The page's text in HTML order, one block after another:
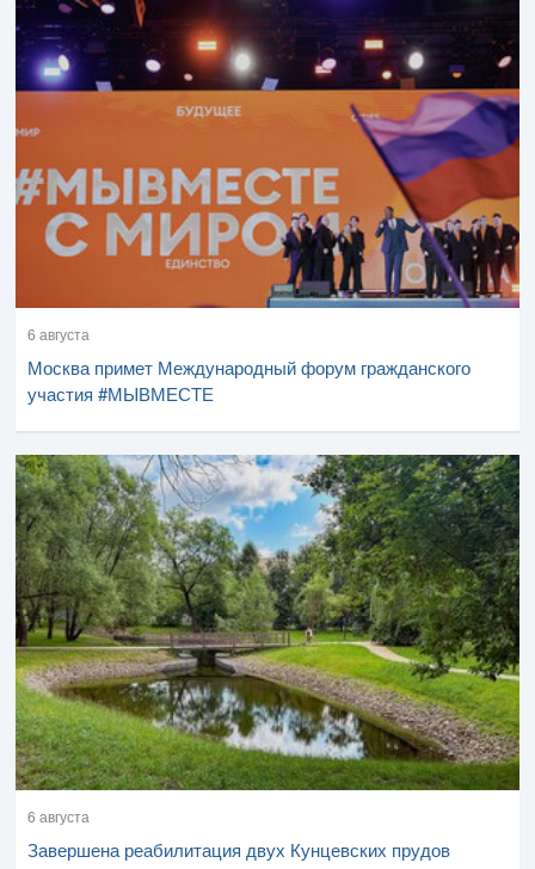
6 августа
Москва примет Международный форум гражданского
участия #МЫВМЕСТЕ
6 августа
Завершена реабилитация двух Кунцевских прудов